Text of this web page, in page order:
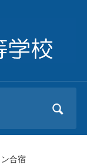
合宿